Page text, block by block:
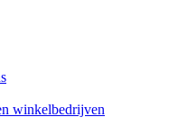
winkelbedrijven